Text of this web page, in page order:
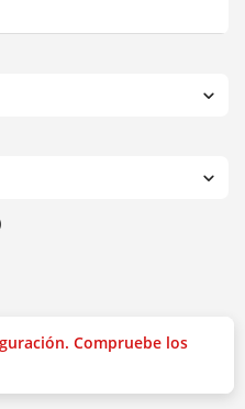
Compruebe los